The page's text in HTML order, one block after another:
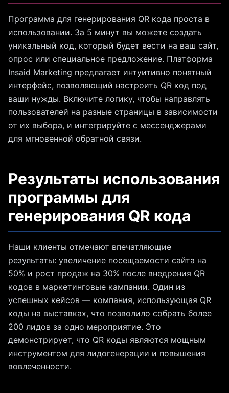
Программа для генерирования QR кода проста в
использовании. За 5 минут вы можете создать
уникальный код, который будет вести на ваш сайт,
опрос или специальное предложение. Платформа
Insaid Marketing предлагает интуитивно понятный
интерфейс, позволяющий настроить QR код под
ваши нужды. Включите логику, чтобы направлять
пользователей на разные страницы в зависимости
от их выбора, и интегрируйте с мессенджерами
для мгновенной обратной связи.
Результаты использования
программы для
генерирования QR кода
Наши клиенты отмечают впечатляющие
результаты: увеличение посещаемости сайта на
50% и рост продаж на 30% после внедрения QR
кодов в маркетинговые кампании. Один из
успешных кейсов — компания, использующая QR
коды на выставках, что позволило собрать более
200 лидов за одно мероприятие. Это
демонстрирует, что QR коды являются мощным
инструментом для лидогенерации и повышения
вовлеченности.